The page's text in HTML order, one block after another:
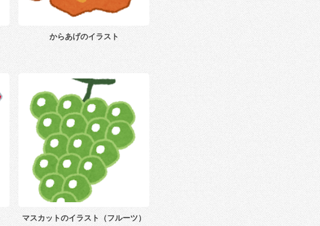
からあげのイラスト
マスカットのイラスト（フルーツ）